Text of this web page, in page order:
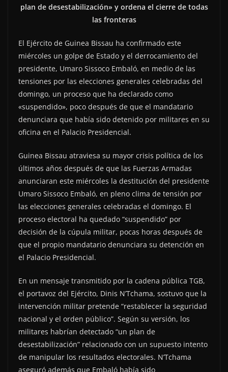
plan de desestabilización» y ordena el cierre de todas
las fronteras
El Ejército de Guinea Bissau ha confirmado este
miércoles un golpe de Estado y el derrocamiento del
presidente, Umaro Sissoco Embaló, en medio de las
tensiones por las elecciones generales celebradas del
domingo, un proceso que ha declarado como
«suspendido», poco después de que el mandatario
denunciara que había sido detenido por militares en su
oficina en el Palacio Presidencial.
Guinea Bissau atraviesa su mayor crisis política de los
últimos años después de que las Fuerzas Armadas
anunciaran este miércoles la destitución del presidente
Umaro Sissoco Embaló, en pleno clima de tensión por
las elecciones generales celebradas el domingo. El
proceso electoral ha quedado “suspendido” por
decisión de la cúpula militar, pocas horas después de
que el propio mandatario denunciara su detención en
el Palacio Presidencial.
En un mensaje transmitido por la cadena pública TGB,
el portavoz del Ejército, Dinis N’Tchama, sostuvo que la
intervención militar pretende “restablecer la seguridad
nacional y el orden público”. Según su versión, los
militares habrían detectado “un plan de
desestabilización” relacionado con un supuesto intento
de manipular los resultados electorales. N’Tchama
aseguró además que Embaló había sido